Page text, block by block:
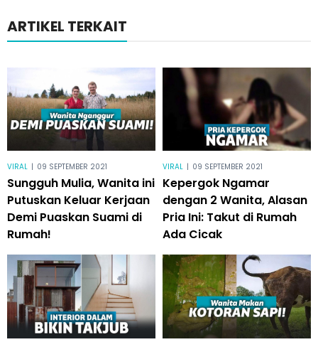
ARTIKEL TERKAIT
VIRAL | 09 SEPTEMBER 2021
Sungguh Mulia, Wanita ini
Putuskan Keluar Kerjaan
Demi Puaskan Suami di
Rumah!
VIRAL | 09 SEPTEMBER 2021
Kepergok Ngamar
dengan 2 Wanita, Alasan
Pria Ini: Takut di Rumah
Ada Cicak